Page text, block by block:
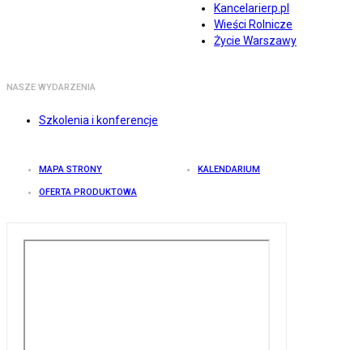
Kancelarierp.pl
Wieści Rolnicze
Życie Warszawy
NASZE WYDARZENIA
Szkolenia i konferencje
MAPA STRONY KALENDARIUM
OFERTA PRODUKTOWA